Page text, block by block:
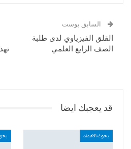
السابق بوست
القلق الفيزياوي لدى طلبة
الصف الرابع العلمي
قد يعجبك ايضا
بحوث الاعداد